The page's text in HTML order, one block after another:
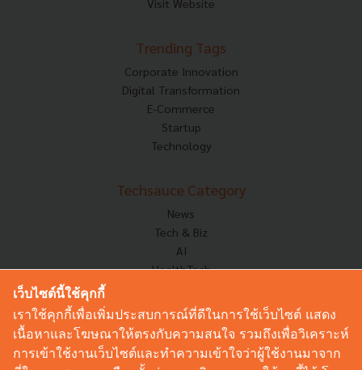
Trending Tags
Corporate Innovation
Digital Transformation
E-Commerce
Startup
Technology
Techsauce Category
News
Tech & Biz
AI
HealthTech
Corp Innov
Saucy Thoughts
Based On
Sustainable
เว็บไซต์นี้ใช้คุกกี้
เราใช้คุกกี้เพื่อเพิ่มประสบการณ์ที่ดีในการใช้เว็บไซต์ แสดง
เนื้อหาและโฆษณาให้ตรงกับความสนใจ รวมถึงเพื่อวิเคราะห์
การเข้าใช้งานเว็บไซต์และทำความเข้าใจว่าผู้ใช้งานมาจาก